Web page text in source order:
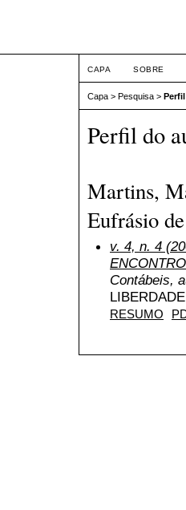
CAPA SOBRE
Capa > Pesquisa >
Perfil do
Martins,
Eufrásio
v. 4, n. 4
Contábeis,
RESUMO